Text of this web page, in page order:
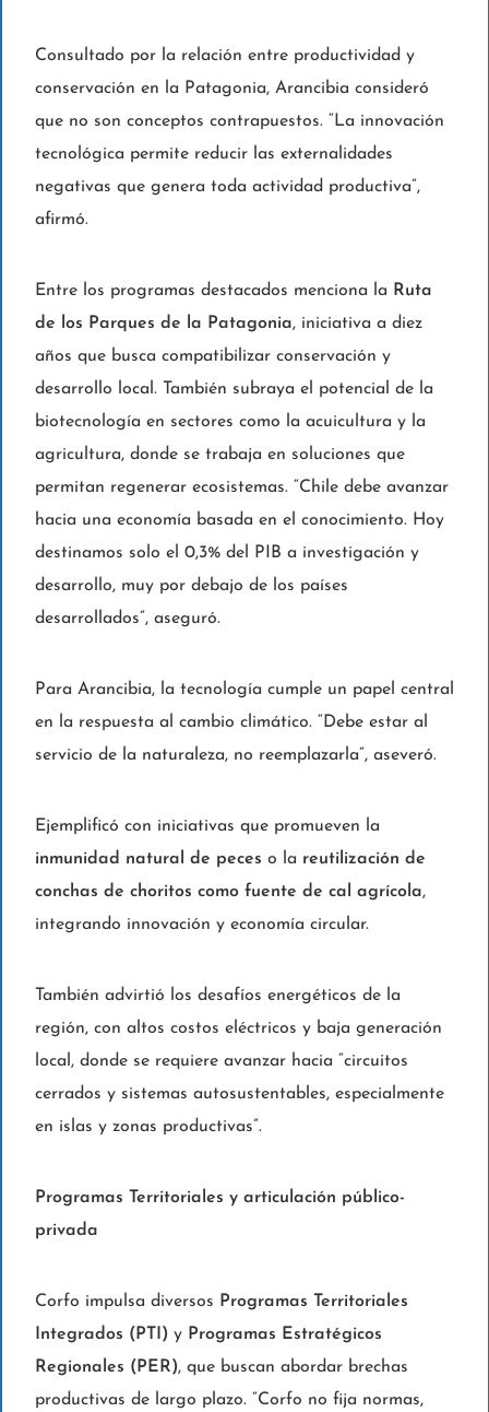
Consultado por la relación entre productividad y
conservación en la Patagonia, Arancibia consideró
que no son conceptos contrapuestos. “La innovación
tecnológica permite reducir las externalidades
negativas que genera toda actividad productiva”,
afirmó.
Entre los programas destacados menciona la Ruta
de los Parques de la Patagonia, iniciativa a diez
años que busca compatibilizar conservación y
desarrollo local. También subraya el potencial de la
biotecnología en sectores como la acuicultura y la
agricultura, donde se trabaja en soluciones que
permitan regenerar ecosistemas. “Chile debe avanzar
hacia una economía basada en el conocimiento. Hoy
destinamos solo el 0,3% del PIB a investigación y
desarrollo, muy por debajo de los países
desarrollados”, aseguró.
Para Arancibia, la tecnología cumple un papel central
en la respuesta al cambio climático. “Debe estar al
servicio de la naturaleza, no reemplazarla”, aseveró.
Ejemplificó con iniciativas que promueven la
inmunidad natural de peces o la reutilización de
conchas de choritos como fuente de cal agrícola,
integrando innovación y economía circular.
También advirtió los desafíos energéticos de la
región, con altos costos eléctricos y baja generación
local, donde se requiere avanzar hacia “circuitos
cerrados y sistemas autosustentables, especialmente
en islas y zonas productivas”.
Programas Territoriales y articulación público-
privada
Corfo impulsa diversos Programas Territoriales
Integrados (PTI) y Programas Estratégicos
Regionales (PER), que buscan abordar brechas
productivas de largo plazo. “Corfo no fija normas,